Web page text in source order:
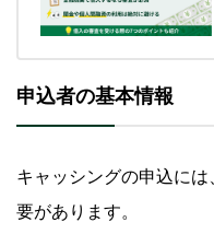
申込者の基本情報
キャッシングの申込に
要があります。